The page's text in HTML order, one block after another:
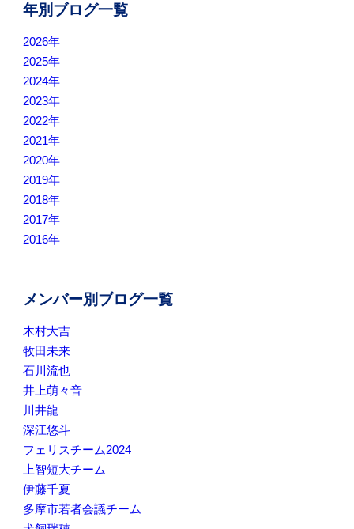
年別ブログ一覧
2026年
2025年
2024年
2023年
2022年
2021年
2020年
2019年
2018年
2017年
2016年
メンバー別ブログ一覧
木村大吉
牧田未来
石川流也
井上萌々音
川井龍
深江悠斗
フェリスチーム2024
上智短大チーム
伊藤千夏
多摩市若者会議チーム